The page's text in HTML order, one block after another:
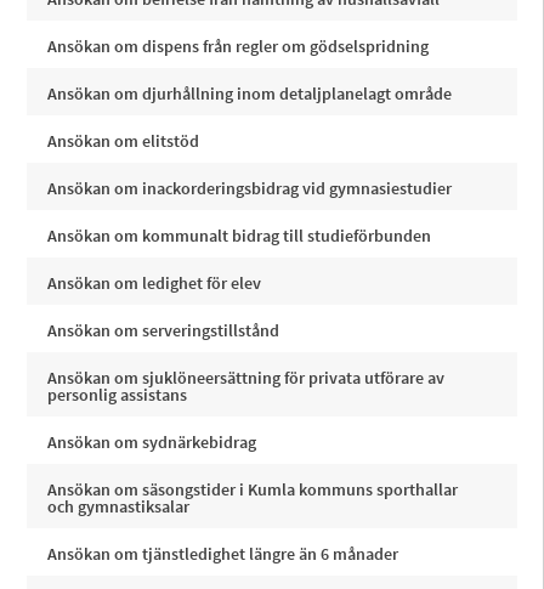
Ansökan om dispens från regler om gödselspridning
Ansökan om djurhållning inom detaljplanelagt område
Ansökan om elitstöd
Ansökan om inackorderingsbidrag vid gymnasiestudier
Ansökan om kommunalt bidrag till studieförbunden
Ansökan om ledighet för elev
Ansökan om serveringstillstånd
Ansökan om sjuklöneersättning för privata utförare av
personlig assistans
Ansökan om sydnärkebidrag
Ansökan om säsongstider i Kumla kommuns sporthallar
och gymnastiksalar
Ansökan om tjänstledighet längre än 6 månader